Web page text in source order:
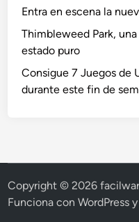
Entra en escena la
Thimbleweed Park,
estado puro
Consigue 7 Juegos de
durante este fin de
Copyright © 2026
Funciona conWordPress y